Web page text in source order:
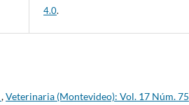
4.0.
,Veterinaria (Montevideo): Vol. 17 Núm. 75